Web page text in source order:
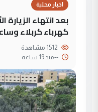
اخبار محلية
بعد انتهاء
كهرباء كربلاء
--منذ 19 ساعة